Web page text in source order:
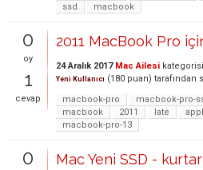
ssd
macbook
0
oy
1
cevap
2011 MacBook Pro
24 Aralık 2017 Mac Ailesi
Yeni Kullanıcı (180 puan) tarafından
macbook-pro
macbook-pro-
macbook
2011 late
macbook-pro-13
0 Mac Yeni SSD -